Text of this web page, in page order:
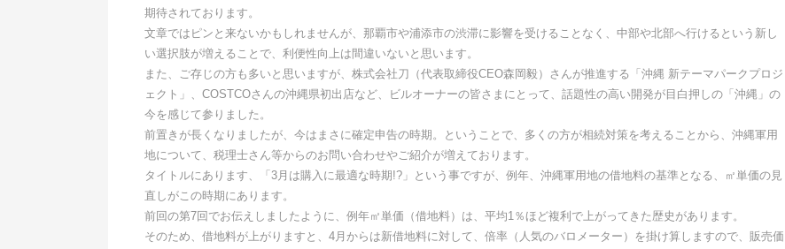
期待されております。
文章ではピンと来ないかもしれませんが、那覇市や浦添市の渋滞に影響を受けることなく、中部や北部へ行けるという新し
い選択肢が増えることで、利便性向上は間違いないと思います。
また、ご存じの方も多いと思いますが、株式会社刀（代表取締役CEO森岡毅）さんが推進する「沖縄 新テーマパークプロジ
ェクト」、COSTCOさんの沖縄県初出店など、ビルオーナーの皆さまにとって、話題性の高い開発が目白押しの「沖縄」の
今を感じて参りました。
前置きが長くなりましたが、今はまさに確定申告の時期。ということで、多くの方が相続対策を考えることから、沖縄軍用
地について、税理士さん等からのお問い合わせやご紹介が増えております。
タイトルにあります、「3月は購入に最適な時期!?」という事ですが、例年、沖縄軍用地の借地料の基準となる、㎡単価の見
直しがこの時期にあります。
前回の第7回でお伝えしましたように、例年㎡単価（借地料）は、平均1％ほど複利で上がってきた歴史があります。
そのため、借地料が上がりますと、4月からは新借地料に対して、倍率（人気のバロメーター）を掛け算しますので、販売価